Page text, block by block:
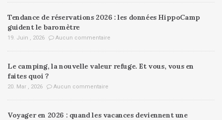
Tendance de réservations 2026 : les données HippoCamp
guident le baromètre
19. Juin , 2026 Aucun commentaire
Le camping, la nouvelle valeur refuge. Et vous, vous en
faites quoi ?
20. Mar , 2026 Aucun commentaire
Voyager en 2026 : quand les vacances deviennent une